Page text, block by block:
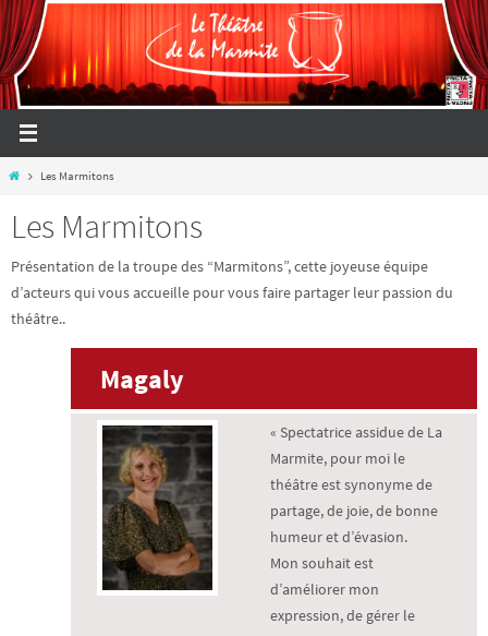
Passer
vers
le
contenu
HomeLes Marmitons
Les Marmitons
Présentation de la troupe des “Marmitons”, cette joyeuse équipe
d’acteurs qui vous accueille pour vous faire partager leur passion du
théâtre..
Magaly
« Spectatrice assidue de La
Marmite, pour moi le
théâtre est synonyme de
partage, de joie, de bonne
humeur et d’évasion.
Mon souhait est
d’améliorer mon
expression, de gérer le